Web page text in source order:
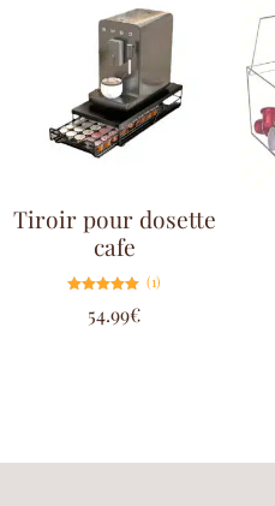
Tiroir pour dosette
cafe
5.00
sur 5
(1)
54.99€